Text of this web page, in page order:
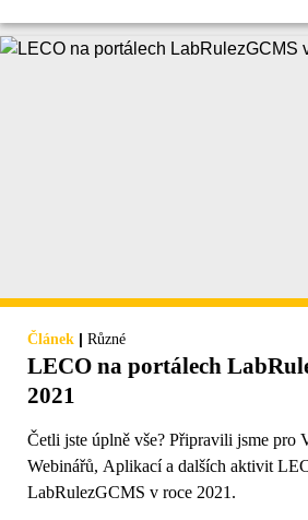
Článek | Různé
LECO na portálech
2021
Četli jste úplně vše? Připravili jsme pro
Webinářů, Aplikací a dalších aktivit
LabRulezGCMS v roce 2021.